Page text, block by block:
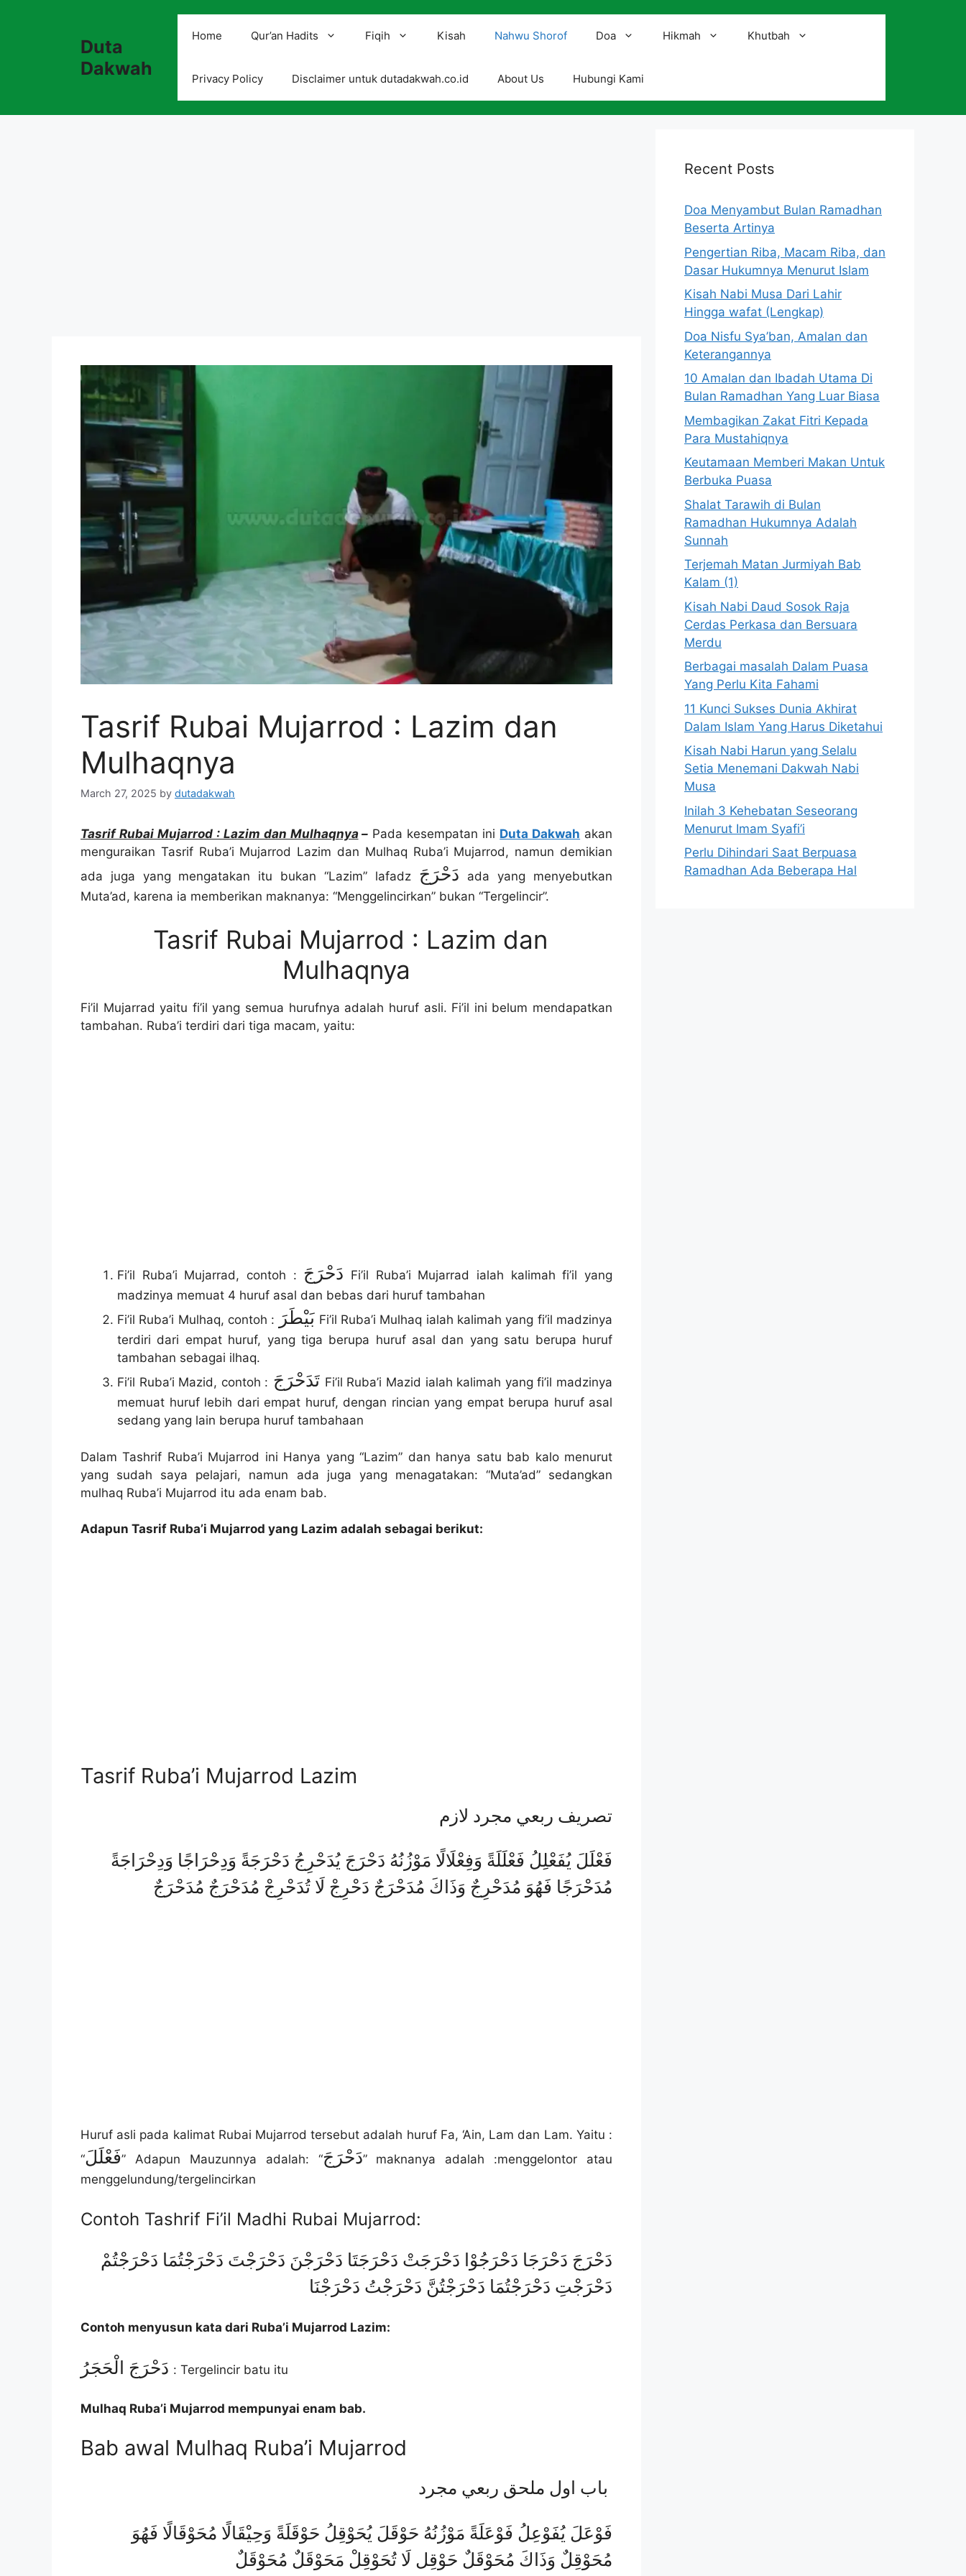
Duta
Dakwah
Home Qur’an Hadits Fiqih Kisah Nahwu Shorof Doa Hikmah Khutbah
Privacy Policy Disclaimer untuk dutadakwah.co.id About Us Hubungi Kami
Tasrif Rubai Mujarrod : Lazim dan
Mulhaqnya
March 27, 2025 by dutadakwah
Tasrif Rubai Mujarrod : Lazim dan Mulhaqnya– Pada kesempatan ini Duta Dakwah akan
menguraikan Tasrif Ruba’i Mujarrod Lazim dan Mulhaq Ruba’i Mujarrod, namun demikian
ada juga yang mengatakan itu bukan “Lazim” lafadz
ada yang menyebutkan
Muta’ad, karena ia memberikan maknanya: “Menggelincirkan” bukan “Tergelincir”.
Tasrif Rubai Mujarrod : Lazim dan
Mulhaqnya
Fi’il Mujarrad yaitu fi’il yang semua hurufnya adalah huruf asli. Fi’il ini belum mendapatkan
tambahan. Ruba’i terdiri dari tiga macam, yaitu:
Fi’il Ruba’i Mujarrad, contoh : دَحْرَجَ Fi’il Ruba’i Mujarrad ialah kalimah fi’il yang
madzinya memuat 4 huruf asal dan bebas dari huruf tambahan
Fi’il Ruba’i Mulhaq, contoh :
بَيْطَرَ Fi’il Ruba’i Mulhaq ialah kalimah yang fi’il madzinya
terdiri dari empat huruf, yang tiga berupa huruf asal dan yang satu berupa huruf
tambahan sebagai ilhaq.
Fi’il Ruba’i Mazid, contoh :
Fi’il Ruba’i Mazid ialah kalimah yang fi’il madzinya
memuat huruf lebih dari empat huruf, dengan rincian yang empat berupa huruf asal
sedang yang lain berupa huruf tambahaan
Dalam Tashrif Ruba’i Mujarrod ini Hanya yang “Lazim” dan hanya satu bab kalo menurut
yang sudah saya pelajari, namun ada juga yang menagatakan: “Muta’ad” sedangkan
mulhaq Ruba’i Mujarrod itu ada enam bab.
Adapun Tasrif Ruba’i Mujarrod yang Lazim adalah sebagai berikut:
Tasrif Ruba’i Mujarrod Lazim
تصريف ربعي مجرد لازم
فَعْلَلَ يُفَعْلِلُ فَعْلَلَةً وَفِعْلَالًا مَوْزُنُهُ دَحْرَجَ يُدَحْرِجُ دَحْرَجَةً وَدِحْرَاجًا وَدِحْرَاجَةً
مُدَحْرَجًا فَهُوَ مُدَحْرِجٌ وَذَاكَ مُدَحْرَجٌ دَحْرِجْ لَا تُدَحْرِجْ مُدَحْرَجٌ مُدَحْرَجٌ
Huruf asli pada kalimat Rubai Mujarrod tersebut adalah huruf Fa, ‘Ain, Lam dan Lam. Yaitu :
“فَعْلَلَ” Adapun Mauzunnya adalah: “دَحْرَجَ” maknanya adalah :menggelontor atau
menggelundung/tergelincirkan
Contoh Tashrif Fi’il Madhi Rubai Mujarrod:
دَحْرَجَ دَحْرَجَا دَحْرَجُوْا دَحْرَجَتْ دَحْرَجَتَا دَحْرَجْنَ دَحْرَجْتَ دَحْرَجْتُمَا دَحْرَجْتُمْ
دَحْرَجْتِ دَحْرَجْتُمَا دَحْرَجْتُنَّ دَحْرَجْتُ دَحْرَجْنَا
Contoh menyusun kata dari Ruba’i Mujarrod Lazim:
: Tergelincir batu itu
Mulhaq Ruba’i Mujarrod mempunyai enam bab.
Bab awal Mulhaq Ruba’i Mujarrod
فَوْعَلَ يُفَوْعِلُ فَوْعَلَةً مَوْزُنُهُ حَوْقَلَ يُحَوْقِلُ حَوْقَلَةً وَحِيْقَالًا مُحَوْقَالًا فَهُوَ
مُحَوْقِلٌ وَذَاكَ مُحَوْقَلٌ حَوْقِل لَا تُحَوْقِلْ مَحَوْقَلٌ مُحَوْقَلٌ
Recent Posts
Doa Menyambut Bulan Ramadhan
Beserta Artinya
Pengertian Riba, Macam Riba, dan
Dasar Hukumnya Menurut Islam
Kisah Nabi Musa Dari Lahir
Hingga wafat (Lengkap)
Doa Nisfu Sya’ban, Amalan dan
Keterangannya
10 Amalan dan Ibadah Utama Di
Bulan Ramadhan Yang Luar Biasa
Membagikan Zakat Fitri Kepada
Para Mustahiqnya
Keutamaan Memberi Makan Untuk
Berbuka Puasa
Shalat Tarawih di Bulan
Ramadhan Hukumnya Adalah
Sunnah
Terjemah Matan Jurmiyah Bab
Kalam (1)
Kisah Nabi Daud Sosok Raja
Cerdas Perkasa dan Bersuara
Merdu
Berbagai masalah Dalam Puasa
Yang Perlu Kita Fahami
11 Kunci Sukses Dunia Akhirat
Dalam Islam Yang Harus Diketahui
Kisah Nabi Harun yang Selalu
Setia Menemani Dakwah Nabi
Musa
Inilah 3 Kehebatan Seseorang
Menurut Imam Syafi’i
Perlu Dihindari Saat Berpuasa
Ramadhan Ada Beberapa Hal